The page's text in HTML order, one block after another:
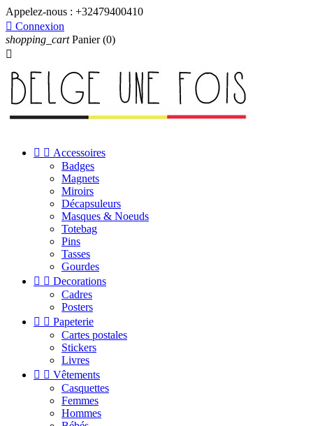
Appelez-nous : +32479400410
 Connexion
shopping_cart Panier (0)

  Accessoires
Badges
Magnets
Miroirs
Décapsuleurs
Masques & Noeuds
Totebag
Pins
Tasses
Gourdes
  Decorations
Cadres
Posters
  Papeterie
Cartes postales
Stickers
Livres
  Vêtements
Casquettes
Femmes
Hommes